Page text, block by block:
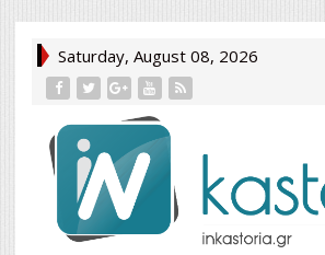
Saturday, August 08, 2026